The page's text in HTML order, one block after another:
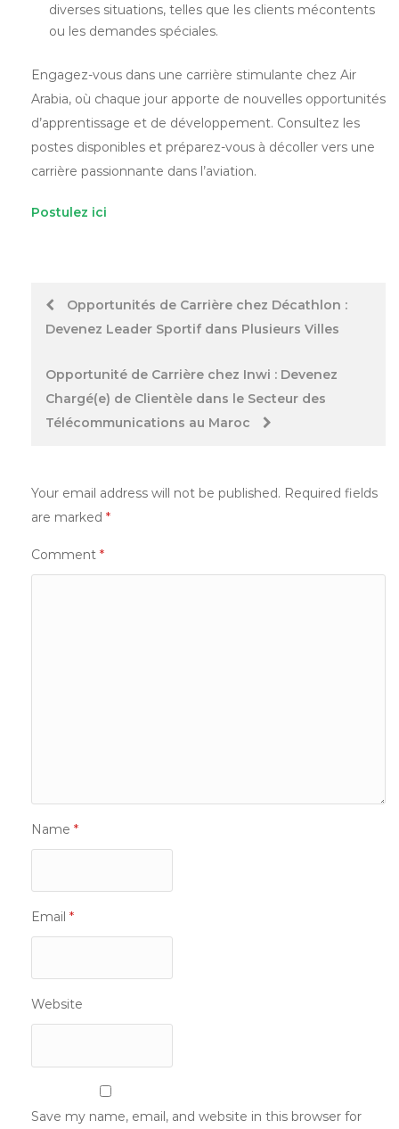
diverses situations, telles que les clients mécontents
ou les demandes spéciales.
Engagez-vous dans une carrière stimulante chez Air
Arabia, où chaque jour apporte de nouvelles opportunités
d’apprentissage et de développement. Consultez les
postes disponibles et préparez-vous à décoller vers une
carrière passionnante dans l’aviation.
Postulez ici
PostOpportunités de Carrière chez Décathlon :
Devenez Leader Sportif dans Plusieurs Villes
Opportunité de Carrière chez Inwi : Devenez
Chargé(e) de Clientèle dans le Secteur des
Télécommunications au Maroc
Your email address will not be published. Required fields
are marked *
Comment *
Name *
Email *
Website
Save my name, email, and website in this browser for